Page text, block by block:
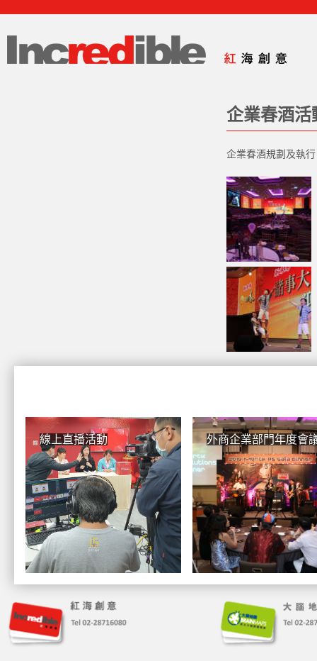
企業春酒活
企業春酒規劃及執行
線上直播活動 外商企業部門年度會